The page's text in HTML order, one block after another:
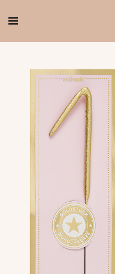
direct